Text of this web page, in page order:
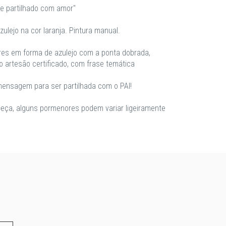
partilhado com amor"
na cor laranja. Pintura manual.
em forma de azulejo com a ponta dobrada,
artesão certificado, com frase temática
para ser partilhada com o PAI!
alguns pormenores podem variar ligeiramente